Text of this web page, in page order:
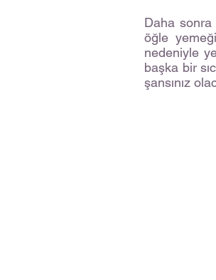
Daha
öğle
nedeniyle
başka bir
şansınız